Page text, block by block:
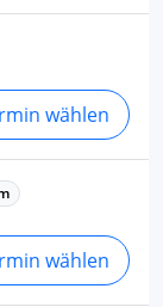
wählen
wählen